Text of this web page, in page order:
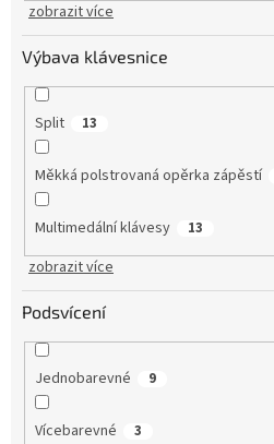
zobrazit více
Výbava klávesnice
Split 13
Měkká polstrovaná opěrka zápěstí
Multimedální klávesy 13
zobrazit více
Podsvícení
Jednobarevné 9
Vícebarevné 3